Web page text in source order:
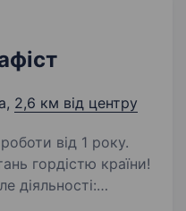
2,6 км від центру
від 1 року.
гордістю країни!